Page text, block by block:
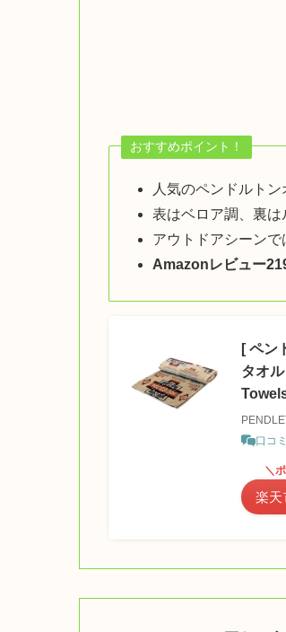
おすすめポイント！
人気のペンドルト
表はベロア調、裏は
アウトドアシーン
Amazonレビュー
[ ペン
タオ
口コ
＼
楽天